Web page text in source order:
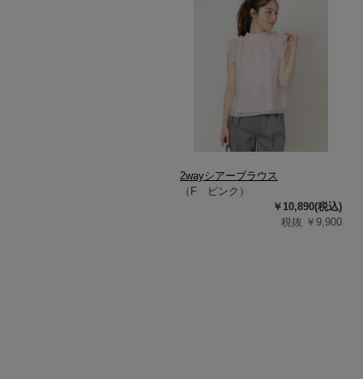
2wayシアーブラウス
（F ピンク）
￥10,890(税込)
税抜 ￥9,900